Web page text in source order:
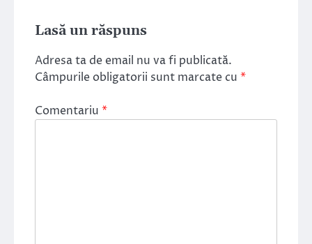
Lasă un răspuns
Adresa ta de email nu va fi publicată.
Câmpurile obligatorii sunt marcate cu *
Comentariu *